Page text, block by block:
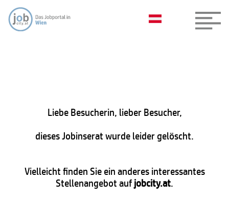
Liebe Besucherin, lieber Besucher,
dieses Jobinserat wurde leider gelöscht.
Vielleicht finden Sie ein anderes interessantes
Stellenangebot aufjobcity.at.